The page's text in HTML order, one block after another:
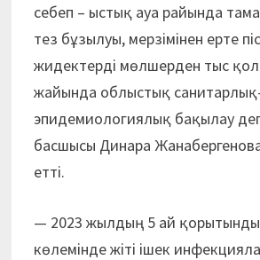
себеп – ыстық ауа райында
тез бұзылуы, мерзімінен ерте
жидектерді мөлшерден тыс
жайында облыстық
эпидемиологиялық бақылау
басшысы Динара
етті.
— 2023 жылдың 5 ай
көлемінде жіті ішек